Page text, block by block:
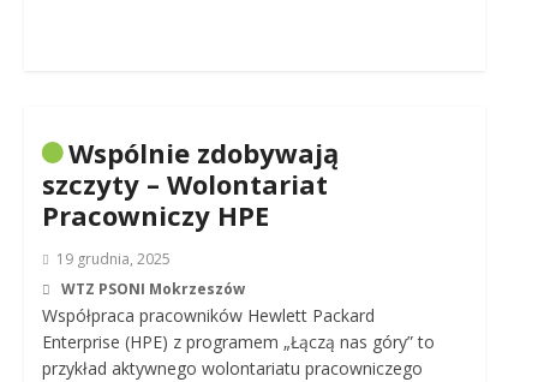
Wspólnie zdobywają
szczyty – Wolontariat
Pracowniczy HPE
19 grudnia, 2025
WTZ PSONI Mokrzeszów
Współpraca pracowników Hewlett Packard
Enterprise (HPE) z programem „Łączą nas góry” to
przykład aktywnego wolontariatu pracowniczego